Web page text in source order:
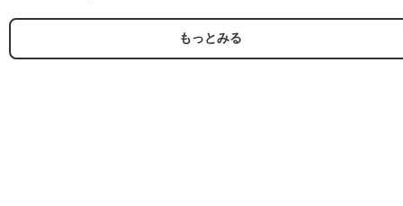
もっとみる